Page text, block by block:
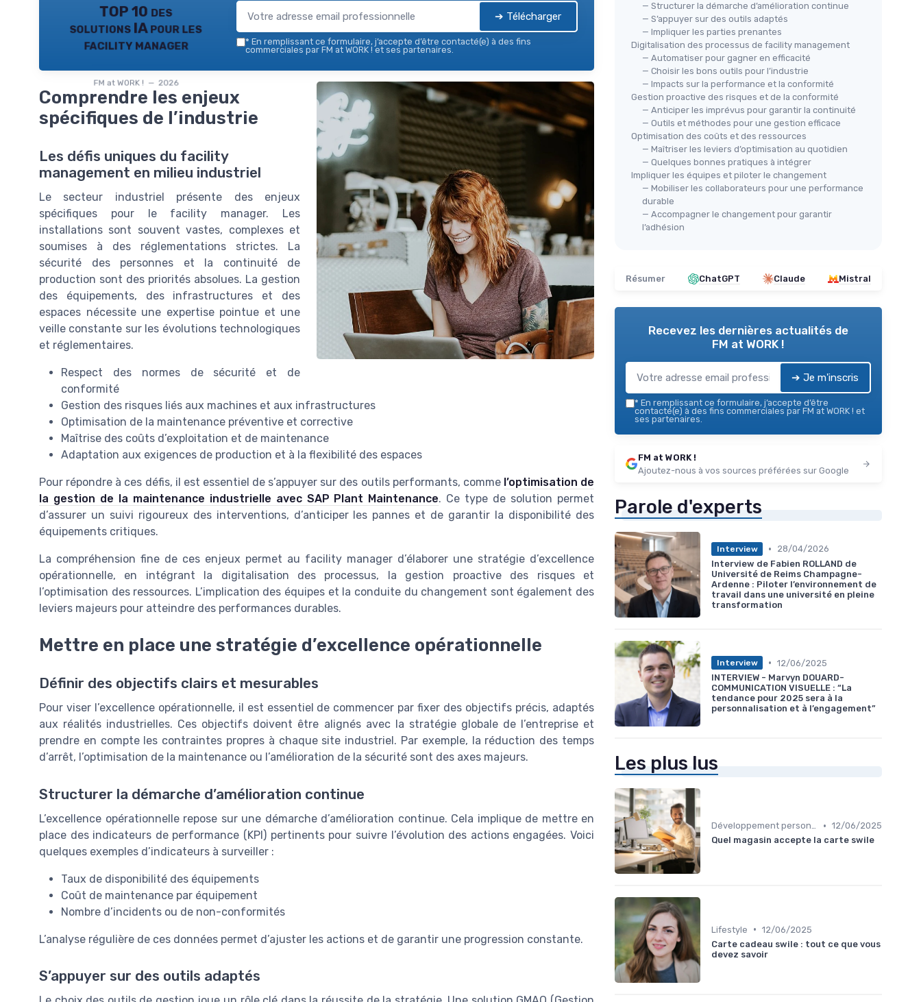
TOP 10 des
solutions IA pour les
facility manager
FM at WORK ! — 2026
➔ Télécharger
* En remplissant ce formulaire, j’accepte d’être contacté(e) à des fins
commerciales par FM at WORK ! et ses partenaires.
Comprendre les enjeux
spécifiques de l’industrie
Les défis uniques du facility
management en milieu industriel
Le secteur industriel présente des enjeux
spécifiques pour le facility manager. Les
installations sont souvent vastes, complexes et
soumises à des réglementations strictes. La
sécurité des personnes et la continuité de
production sont des priorités absolues. La gestion
des équipements, des infrastructures et des
espaces nécessite une expertise pointue et une
veille constante sur les évolutions technologiques
et réglementaires.
Respect des normes de sécurité et de
conformité
Gestion des risques liés aux machines et aux infrastructures
Optimisation de la maintenance préventive et corrective
Maîtrise des coûts d’exploitation et de maintenance
Adaptation aux exigences de production et à la flexibilité des espaces
Pour répondre à ces défis, il est essentiel de s’appuyer sur des outils performants, comme l’optimisation de
la gestion de la maintenance industrielle avec SAP Plant Maintenance. Ce type de solution permet
d’assurer un suivi rigoureux des interventions, d’anticiper les pannes et de garantir la disponibilité des
équipements critiques.
La compréhension fine de ces enjeux permet au facility manager d’élaborer une stratégie d’excellence
opérationnelle, en intégrant la digitalisation des processus, la gestion proactive des risques et
l’optimisation des ressources. L’implication des équipes et la conduite du changement sont également des
leviers majeurs pour atteindre des performances durables.
Mettre en place une stratégie d’excellence opérationnelle
Définir des objectifs clairs et mesurables
Pour viser l’excellence opérationnelle, il est essentiel de commencer par fixer des objectifs précis, adaptés
aux réalités industrielles. Ces objectifs doivent être alignés avec la stratégie globale de l’entreprise et
prendre en compte les contraintes propres à chaque site industriel. Par exemple, la réduction des temps
d’arrêt, l’optimisation de la maintenance ou l’amélioration de la sécurité sont des axes majeurs.
Structurer la démarche d’amélioration continue
L’excellence opérationnelle repose sur une démarche d’amélioration continue. Cela implique de mettre en
place des indicateurs de performance (KPI) pertinents pour suivre l’évolution des actions engagées. Voici
quelques exemples d’indicateurs à surveiller :
Taux de disponibilité des équipements
Coût de maintenance par équipement
Nombre d’incidents ou de non-conformités
L’analyse régulière de ces données permet d’ajuster les actions et de garantir une progression constante.
S’appuyer sur des outils adaptés
— Structurer la démarche d’amélioration continue
— S’appuyer sur des outils adaptés
— Impliquer les parties prenantes
Digitalisation des processus de facility management
— Automatiser pour gagner en efficacité
— Choisir les bons outils pour l’industrie
— Impacts sur la performance et la conformité
Gestion proactive des risques et de la conformité
— Anticiper les imprévus pour garantir la continuité
— Outils et méthodes pour une gestion efficace
Optimisation des coûts et des ressources
— Maîtriser les leviers d’optimisation au quotidien
— Quelques bonnes pratiques à intégrer
Impliquer les équipes et piloter le changement
— Mobiliser les collaborateurs pour une performance
durable
— Accompagner le changement pour garantir
l’adhésion
Résumer ChatGPT Claude Mistral
Recevez les dernières actualités de
FM at WORK !
➔ Je m'inscris
* En remplissant ce formulaire, j’accepte d’être
contacté(e) à des fins commerciales par FM at WORK ! et
ses partenaires.
FM at WORK !
Ajoutez-nous à vos sources préférées sur Google
Parole d'experts
Interview •
28/04/2026
Interview de Fabien ROLLAND de
Université de Reims Champagne-
Ardenne : Piloter l’environnement de
travail dans une université en pleine
transformation
Interview • 12/06/2025
INTERVIEW - Marvyn DOUARD-
COMMUNICATION VISUELLE : “La
tendance pour 2025 sera à la
personnalisation et à l’engagement”
Les plus lus
Développement personnel • 12/06/2025
Quel magasin accepte la carte swile
Lifestyle • 12/06/2025
Carte cadeau swile : tout ce que vous
devez savoir